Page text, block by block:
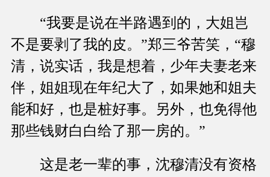
“我要是说在半路遇到的，大姐岂
不是要剥了我的皮。”郑三爷苦笑，“穆
清，说实话，我是想着，少年夫妻老来
伴，姐姐现在年纪大了，如果她和姐夫
能和好，也是桩好事。另外，也免得他
那些钱财白白给了那一房的。”
这是老一辈的事，沈穆清没有资格